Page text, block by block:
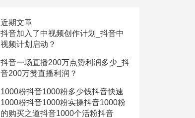
近期文章
抖音加入了中视频创作计划_抖音中
视频计划启动？
抖音一场直播200万点赞利润多少_抖
音200万赞直播利润？
1000粉抖音1000粉多少钱抖音快速
1000粉抖音1000粉实操抖音1000粉
的购买之道抖音1000个活粉抖音